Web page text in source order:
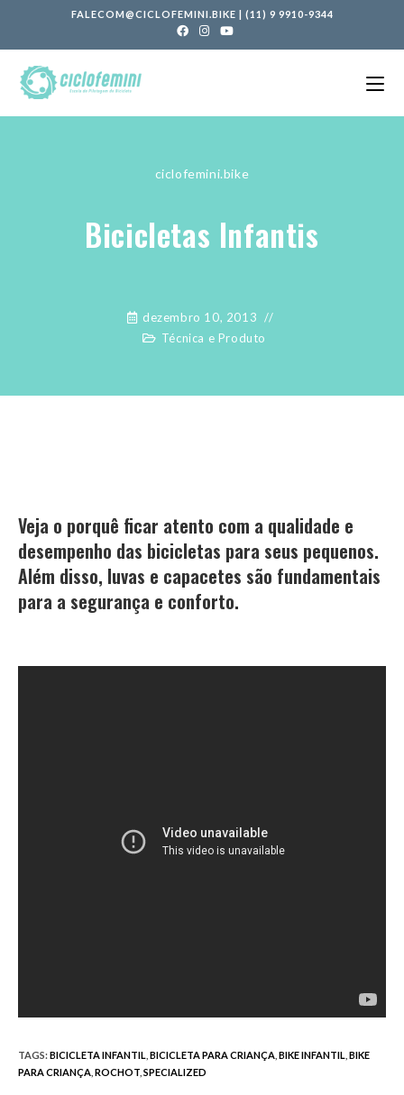
FALECOM@CICLOFEMINI.BIKE | (11) 9 9910-9344
ciclofemini.bike
Bicicletas Infantis
dezembro 10, 2013
Técnica e Produto
Veja o porquê ficar atento com a qualidade e
desempenho das bicicletas para seus pequenos.
Além disso, luvas e capacetes são fundamentais
para a segurança e conforto.
TAGS:BICICLETA INFANTIL BICICLETA PARA CRIANÇA BIKE INFANTIL BIKE
PARA CRIANÇA ROCHOT SPECIALIZED